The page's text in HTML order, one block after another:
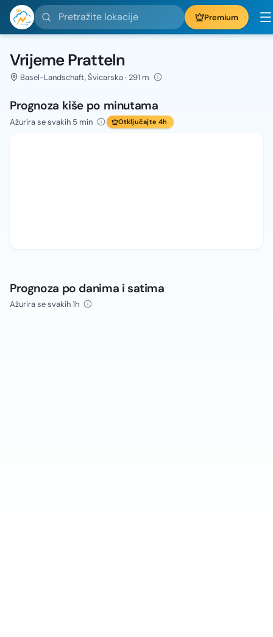
Pretražite lokacije Premium
Vrijeme Pratteln
Basel-Landschaft, Švicarska · 291 m
Prognoza kiše po minutama
Ažurira se svakih 5 min Otključajte 4h
Prognoza po danima i satima
Ažurira se svakih 1h